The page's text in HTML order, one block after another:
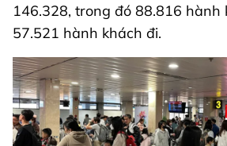
146.328, trong đó 88.816 hành
57.521 hành khách đi.